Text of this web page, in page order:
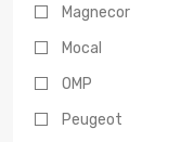
Magnecor
Mocal
OMP
Peugeot